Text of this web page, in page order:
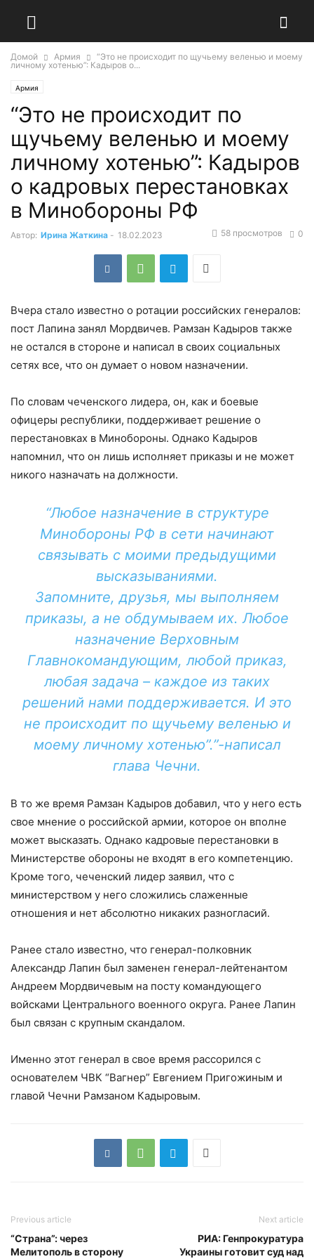
Домой Армия
“Это не происходит по щучьему веленью и моему
личному хотенью”: Кадыров о...
Армия
“Это не происходит по
щучьему веленью и моему
личному хотенью”: Кадыров
о кадровых перестановках
в Минобороны РФ
Автор: Ирина Жаткина - 18.02.2023 0
58 просмотров
Вчера стало известно о ротации российских генералов:
пост Лапина занял Мордвичев. Рамзан Кадыров также
не остался в стороне и написал в своих социальных
сетях все, что он думает о новом назначении.
По словам чеченского лидера, он, как и боевые
офицеры республики, поддерживает решение о
перестановках в Минобороны. Однако Кадыров
напомнил, что он лишь исполняет приказы и не может
никого назначать на должности.
“Любое назначение в структуре
Минобороны РФ в сети начинают
связывать с моими предыдущими
высказываниями.
Запомните, друзья, мы выполняем
приказы, а не обдумываем их. Любое
назначение Верховным
Главнокомандующим, любой приказ,
любая задача – каждое из таких
решений нами поддерживается. И это
не происходит по щучьему веленью и
моему личному хотенью”.”-написал
глава Чечни.
В то же время Рамзан Кадыров добавил, что у него есть
свое мнение о российской армии, которое он вполне
может высказать. Однако кадровые перестановки в
Министерстве обороны не входят в его компетенцию.
Кроме того, чеченский лидер заявил, что с
министерством у него сложились слаженные
отношения и нет абсолютно никаких разногласий.
Ранее стало известно, что генерал-полковник
Александр Лапин был заменен генерал-лейтенантом
Андреем Мордвичевым на посту командующего
войсками Центрального военного округа. Ранее Лапин
был связан с крупным скандалом.
Именно этот генерал в свое время рассорился с
основателем ЧВК “Вагнер” Евгением Пригожиным и
главой Чечни Рамзаном Кадыровым.
Previous article
“Страна”: через
Мелитополь в сторону
Next article
РИА: Генпрокуратура
Украины готовит суд над